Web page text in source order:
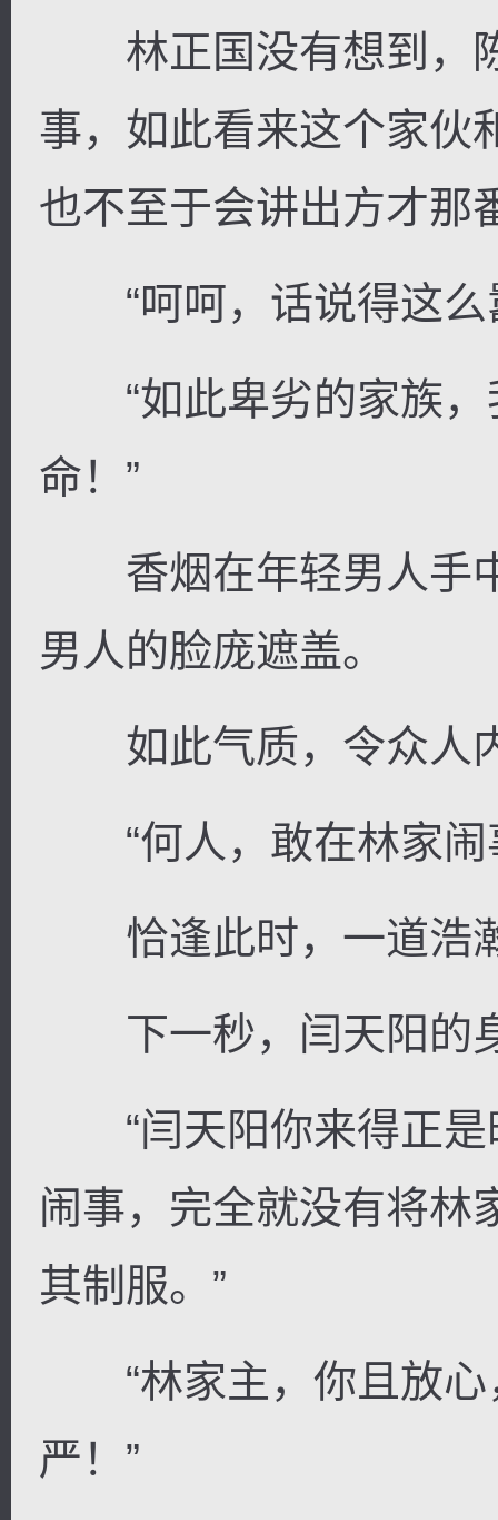
林正国没有想到，
事，如此看来这个家伙
也不至于会讲出方才那
“呵呵，话说得这么
“如此卑劣的家族，
命！”
香烟在年轻男人手
男人的脸庞遮盖。
如此气质，令众人
“何人，敢在林家闹
恰逢此时，一道浩
下一秒，闫天阳的
“闫天阳你来得正是
闹事，完全就没有将林
其制服。”
“林家主，你且放心
严！”